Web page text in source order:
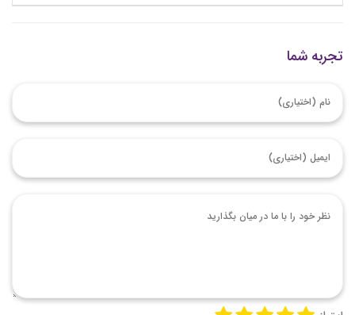
تجربه شما